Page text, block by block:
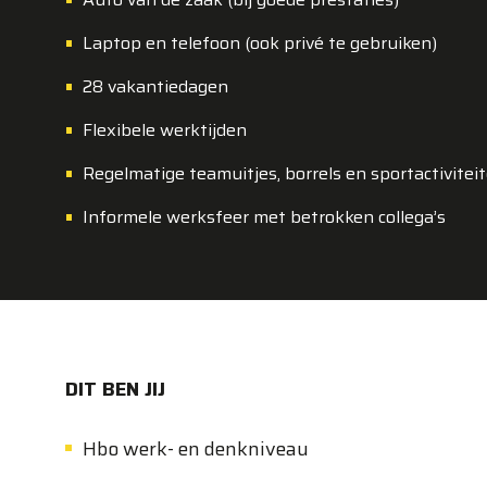
Laptop en telefoon (ook privé te gebruiken)
28 vakantiedagen
Flexibele werktijden
Regelmatige teamuitjes, borrels en
Informele werksfeer met betrokken collega’s
DIT BEN JIJ
Hbo werk- en denkniveau